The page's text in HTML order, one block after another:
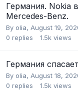
Германия. Nokia
Mercedes-Benz.
By olia, August 19,
0 replies 1.5k views
Германия
By olia, August 18,
0 replies 1.5k views